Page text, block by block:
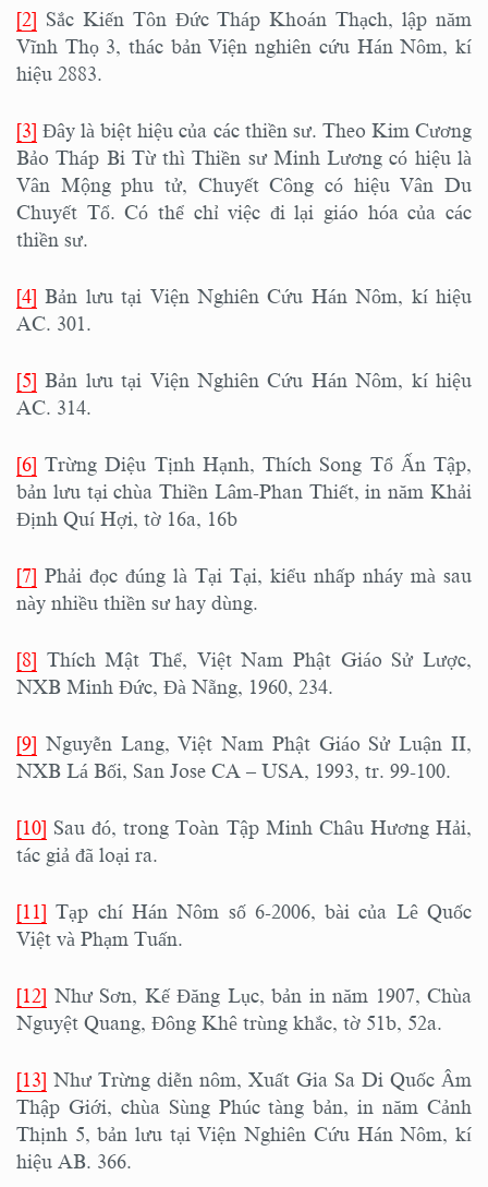
[2] Sắc Kiến Tôn Đức Tháp Khoán Thạch, lập năm
Vĩnh Thọ 3, thác bản Viện nghiên cứu Hán Nôm, kí
hiệu 2883.
[3] Đây là biệt hiệu của các thiền sư. Theo Kim Cương
Bảo Tháp Bi Từ thì Thiền sư Minh Lương có hiệu là
Vân Mộng phu tử, Chuyết Công có hiệu Vân Du
Chuyết Tổ. Có thể chỉ việc đi lại giáo hóa của các
thiền sư.
[4] Bản lưu tại Viện Nghiên Cứu Hán Nôm, kí hiệu
AC. 301.
[5] Bản lưu tại Viện Nghiên Cứu Hán Nôm, kí hiệu
AC. 314.
[6] Trừng Diệu Tịnh Hạnh, Thích Song Tổ Ấn Tập,
bản lưu tại chùa Thiền Lâm-Phan Thiết, in năm Khải
Định Quí Hợi, tờ 16a, 16b
[7] Phải đọc đúng là Tại Tại, kiểu nhấp nháy mà sau
này nhiều thiền sư hay dùng.
[8] Thích Mật Thể, Việt Nam Phật Giáo Sử Lược,
NXB Minh Đức, Đà Nẵng, 1960, 234.
[9] Nguyễn Lang, Việt Nam Phật Giáo Sử Luận II,
NXB Lá Bối, San Jose CA – USA, 1993, tr. 99-100.
[10] Sau đó, trong Toàn Tập Minh Châu Hương Hải,
tác giả đã loại ra.
[11] Tạp chí Hán Nôm số 6-2006, bài của Lê Quốc
Việt và Phạm Tuấn.
[12] Như Sơn, Kế Đăng Lục, bản in năm 1907, Chùa
Nguyệt Quang, Đông Khê trùng khắc, tờ 51b, 52a.
[13] Như Trừng diễn nôm, Xuất Gia Sa Di Quốc Âm
Thập Giới, chùa Sùng Phúc tàng bản, in năm Cảnh
Thịnh 5, bản lưu tại Viện Nghiên Cứu Hán Nôm, kí
hiệu AB. 366.